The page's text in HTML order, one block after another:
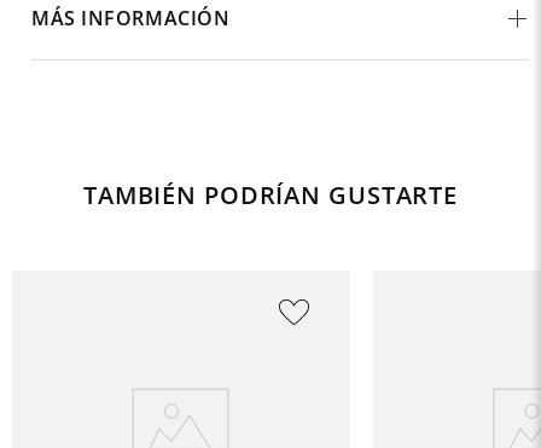
MÁS INFORMACIÓN
TAMBIÉN PODRÍAN GUSTARTE